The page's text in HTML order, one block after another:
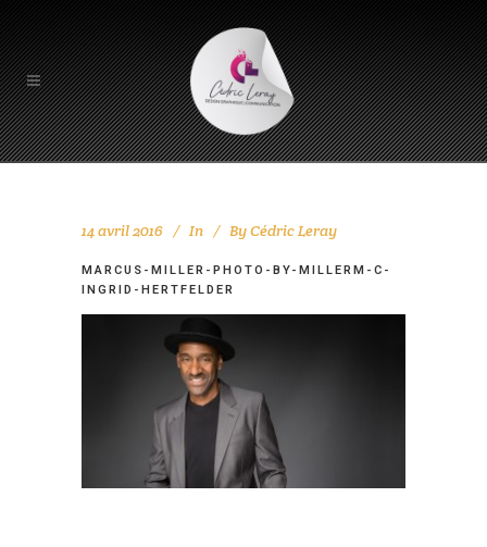
14 avril 2016 In ByCédric Leray
MARCUS-MILLER-PHOTO-BY-MILLERM-C-
INGRID-HERTFELDER